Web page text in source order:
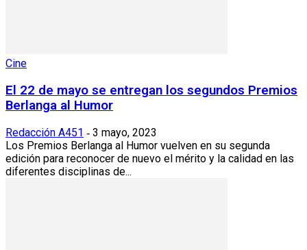
Cine
El 22 de mayo se entregan los segundos Premios
Berlanga al Humor
Redacción A451 - 3 mayo, 2023
Los Premios Berlanga al Humor vuelven en su segunda
edición para reconocer de nuevo el mérito y la calidad en las
diferentes disciplinas de...